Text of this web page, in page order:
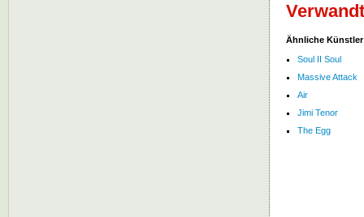
Ähnliche Künstler
Soul II Soul
Massive Attack
Air
Jimi Tenor
The Egg